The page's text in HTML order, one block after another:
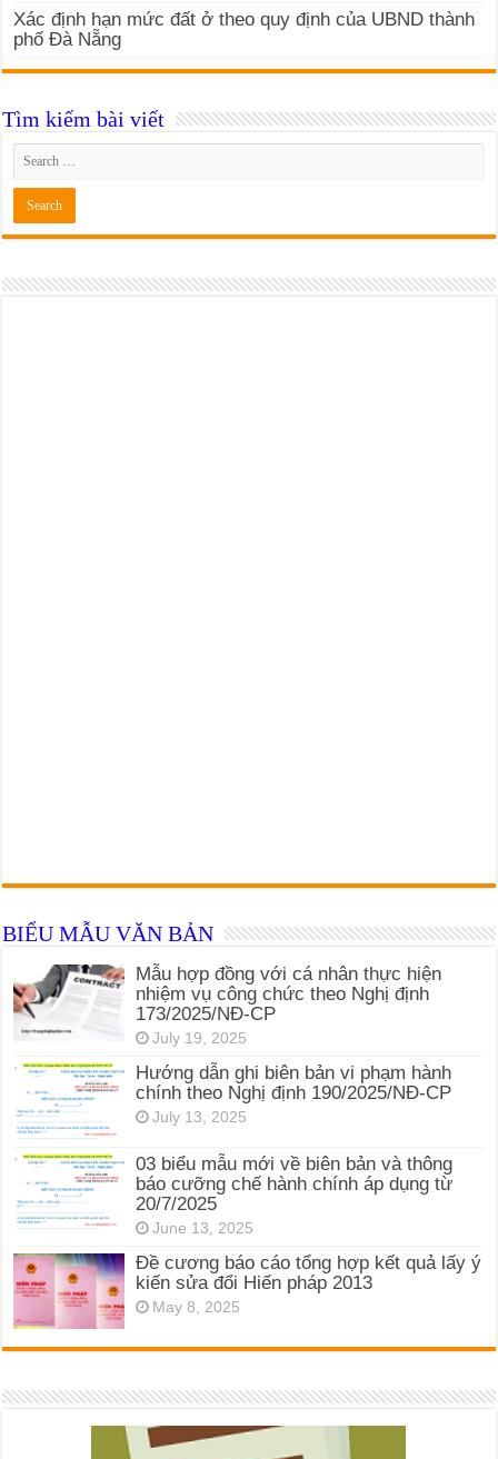
Xác định hạn mức đất ở theo quy định của UBND thành
phố Đà Nẵng
Tìm kiếm bài viết
BIỂU MẪU VĂN BẢN
Mẫu hợp đồng với cá nhân thực hiện
nhiệm vụ công chức theo Nghị định
173/2025/NĐ-CP
July 19, 2025
Hướng dẫn ghi biên bản vi phạm hành
chính theo Nghị định 190/2025/NĐ-CP
July 13, 2025
03 biểu mẫu mới về biên bản và thông
báo cưỡng chế hành chính áp dụng từ
20/7/2025
June 13, 2025
Đề cương báo cáo tổng hợp kết quả lấy ý
kiến sửa đổi Hiến pháp 2013
May 8, 2025